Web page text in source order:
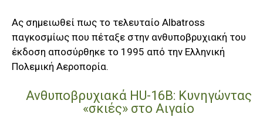
Ας σημειωθεί πως το τελευταίο Albatross
παγκοσμίως που πέταξε στην ανθυποβρυχιακή του
έκδοση αποσύρθηκε το 1995 από την Ελληνική
Πολεμική Αεροπορία.
Ανθυποβρυχιακά HU-16B: Κυνηγώντας
«σκιές» στο Αιγαίο